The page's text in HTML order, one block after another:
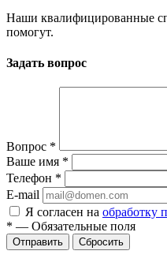
Наши квалифицированные
помогут.
Задать вопрос
Вопрос *
Ваше имя *
Телефон *
E-mail
Я согласен на обработку
* — Обязательные поля
Отправить Сбросить